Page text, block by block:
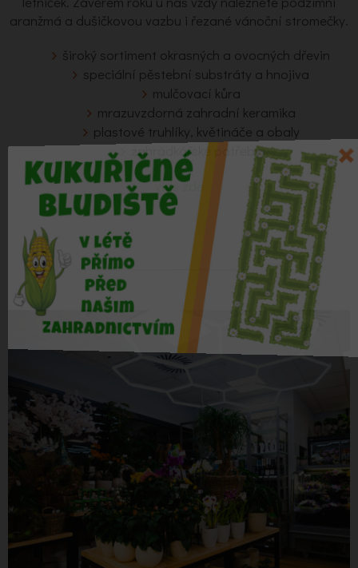
aranžmá a dušičkovou vazbu i řezané vánoční stromečky.
široký sortiment okrasných a ovocných dřevin
speciální pěstební substráty a hnojiva
mulčovací kůra
mrazuvzdorná zahradní keramika
plastové truhlíky, květináče a obaly
zahrádkářské potřeby
více zde